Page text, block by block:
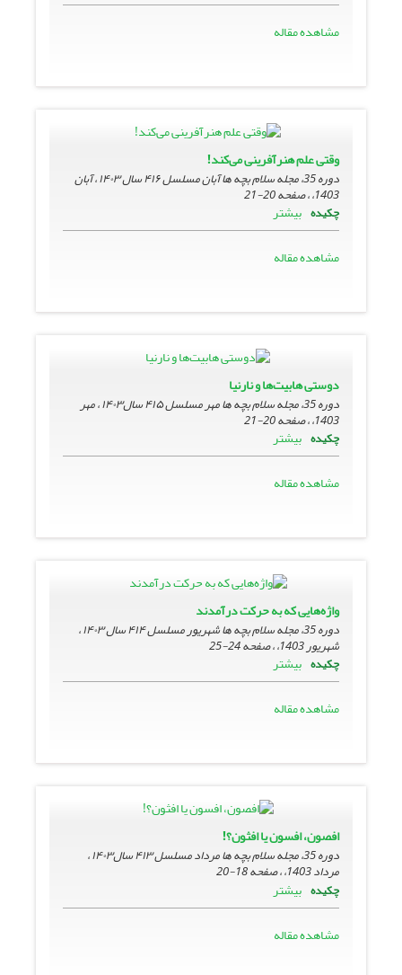
مشاهده مقاله
وقتی علم هنرآفرینی می‌کند!
دوره 35، مجله سلام بچه ها آبان مسلسل ۴۱۶ سال ۱۴۰۳ ، آبان
1403، ، صفحه
20-21
چکیده بیشتر
مشاهده مقاله
دوستی هابیت‌ها و نارنیا
دوره 35، مجله سلام بچه ها مهر مسلسل ۴۱۵ سال۱۴۰۳ ، مهر
1403، ، صفحه
20-21
چکیده بیشتر
مشاهده مقاله
واژه‌هایی که به حرکت درآمدند
دوره 35، مجله سلام بچه ها شهریور مسلسل ۴۱۴ سال ۱۴۰۳ ،
شهریور 1403، ، صفحه
24-25
چکیده بیشتر
مشاهده مقاله
افصون، افسون یا افثون؟!
دوره 35، مجله سلام بچه ها مرداد مسلسل ۴۱۳ سال۱۴۰۳ ،
مرداد 1403، ، صفحه
18-20
چکیده بیشتر
مشاهده مقاله